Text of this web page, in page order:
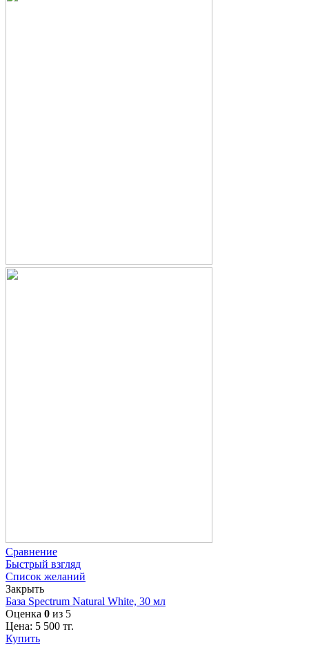
Сравнение
Быстрый взгляд
Список желаний
Закрыть
База Spectrum Natural White, 30 мл
Оценка 0 из 5
Цена: 5 500 тг.
Купить